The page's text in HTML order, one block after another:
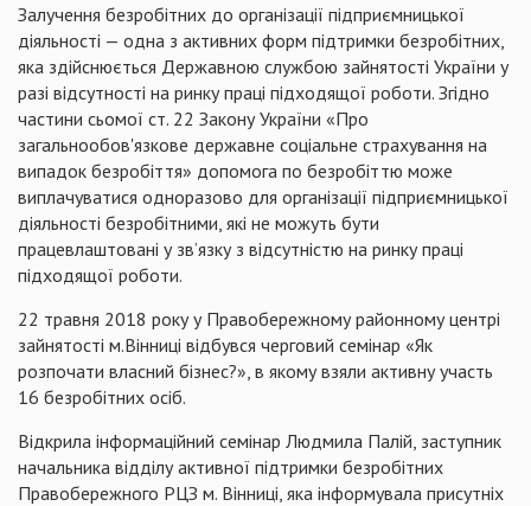
Залучення безробітних до організації підприємницької
діяльності — одна з активних форм підтримки безробітних,
яка здійснюється Державною службою зайнятості України у
разі відсутності на ринку праці підходящої роботи. Згідно
частини сьомої ст. 22 Закону України «Про
загальнообов'язкове державне соціальне страхування на
випадок безробіття» допомога по безробіттю може
виплачуватися одноразово для організації підприємницької
діяльності безробітними, які не можуть бути
працевлаштовані у зв’язку з відсутністю на ринку праці
підходящої роботи.
22 травня 2018 року у Правобережному районному центрі
зайнятості м.Вінниці відбувся черговий семінар «Як
розпочати власний бізнес?», в якому взяли активну участь
16 безробітних осіб.
Відкрила інформаційний семінар Людмила Палій, заступник
начальника відділу активної підтримки безробітних
Правобережного РЦЗ м. Вінниці, яка інформувала присутніх